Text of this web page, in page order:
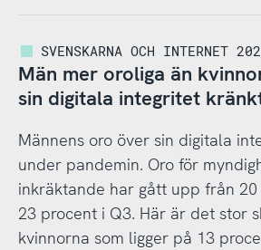
SVENSKARNA OCH INTERNET
Män mer oroliga än
sin digitala integritet
Männens oro över sin digitala
under pandemin. Oro för
inkräktande har gått upp från
23 procent i Q3. Här är det stor
kvinnorna som ligger på 13